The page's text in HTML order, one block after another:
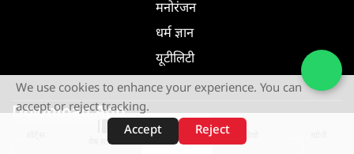
वेब स्टोरीज़
मनोरंजन
धर्म ज्ञान
यूटीलिटी
Download App
We use cookies to enhance your experience. You can
accept or reject tracking.
Accept
Reject